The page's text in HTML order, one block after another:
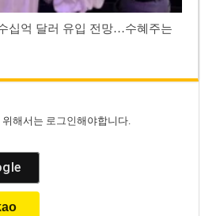
십억 달러 유입 전망…수혜주는
위해서는 로그인해야합니다.